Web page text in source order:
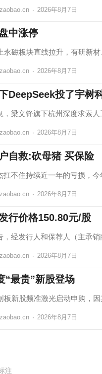
zaobao.cn · 2026年8月7日
中涨停
永磁板块直线拉升，有研新
zaobao.cn · 2026年8月7日
DeepSeek投了宇树
，梁文锋旗下杭州深度求索
zaobao.cn · 2026年8月7日
自救:砍母猪 买保险
扛不住持续近一年的亏损，
zaobao.cn · 2026年8月7日
行价格150.80元/股
，经发行人和保荐人（主承
zaobao.cn · 2026年8月7日
“最贵”新股登场
板新股频准激光启动申购，
zaobao.cn · 2026年8月7日
注